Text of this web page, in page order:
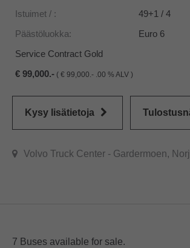
Istuimet / :
49+1 / 4
Päästöluokka:
Euro 6
Service Contract Gold
99,000.- ( 99,000.- .00 % ALV )
Kysy lisätietoja
Volvo Truck Center - Gardermoen,
7 Buses available for sale.